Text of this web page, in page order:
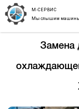
М-СЕРВИС
Мы слышим
Замена